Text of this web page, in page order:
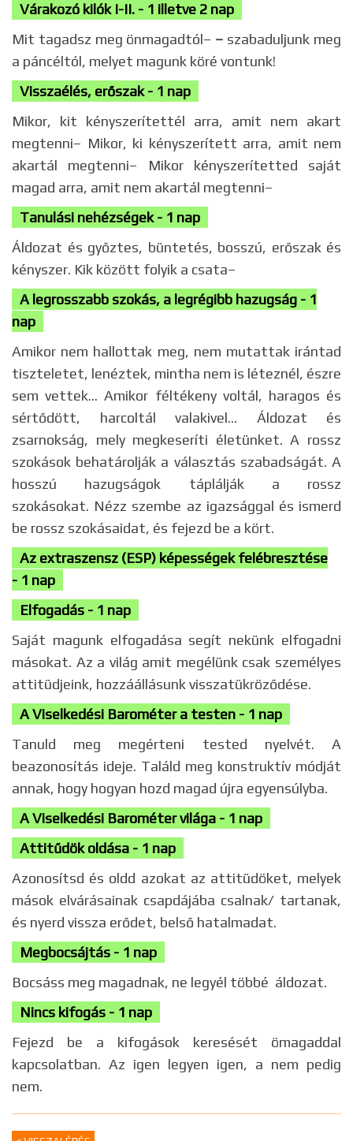
Várakozó kilók I-II. - 1 illetve 2 nap
Mit tagadsz meg önmagadtól– – szabaduljunk meg
a páncéltól, melyet magunk köré vontunk!
Visszaélés, erőszak - 1 nap
Mikor, kit kényszerítettél arra, amit nem akart
megtenni– Mikor, ki kényszerített arra, amit nem
akartál megtenni– Mikor kényszerítetted saját
magad arra, amit nem akartál megtenni–
Tanulási nehézségek - 1 nap
Áldozat és győztes, büntetés, bosszú, erőszak és
kényszer. Kik között folyik a csata–
A legrosszabb szokás, a legrégibb hazugság - 1
nap
Amikor nem hallottak meg, nem mutattak irántad
tiszteletet, lenéztek, mintha nem is léteznél, észre
sem vettek... Amikor féltékeny voltál, haragos és
sértődött, harcoltál valakivel... Áldozat és
zsarnokság, mely megkeseríti életünket. A rossz
szokások behatárolják a választás szabadságát. A
hosszú hazugságok táplálják a rossz
szokásokat. Nézz szembe az igazsággal és ismerd
be rossz szokásaidat, és fejezd be a kört.
Az extraszensz (ESP) képességek felébresztése
- 1 nap
Elfogadás - 1 nap
Saját magunk elfogadása segít nekünk elfogadni
másokat. Az a világ amit megélünk csak személyes
attitüdjeink, hozzáállásunk visszatükröződése.
A Viselkedési Barométer a testen - 1 nap
Tanuld meg megérteni tested nyelvét. A
beazonosítás ideje. Találd meg konstruktív módját
annak, hogy hogyan hozd magad újra egyensúlyba.
A Viselkedési Barométer világa - 1 nap
Attitűdök oldása - 1 nap
Azonosítsd és oldd azokat az attitüdöket, melyek
mások elvárásainak csapdájába csalnak/ tartanak,
és nyerd vissza erődet, belső hatalmadat.
Megbocsájtás - 1 nap
Bocsáss meg magadnak, ne legyél többé áldozat.
Nincs kifogás - 1 nap
Fejezd be a kifogások keresését ömagaddal
kapcsolatban. Az igen legyen igen, a nem pedig
nem.